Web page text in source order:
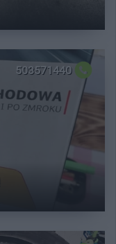
503571440